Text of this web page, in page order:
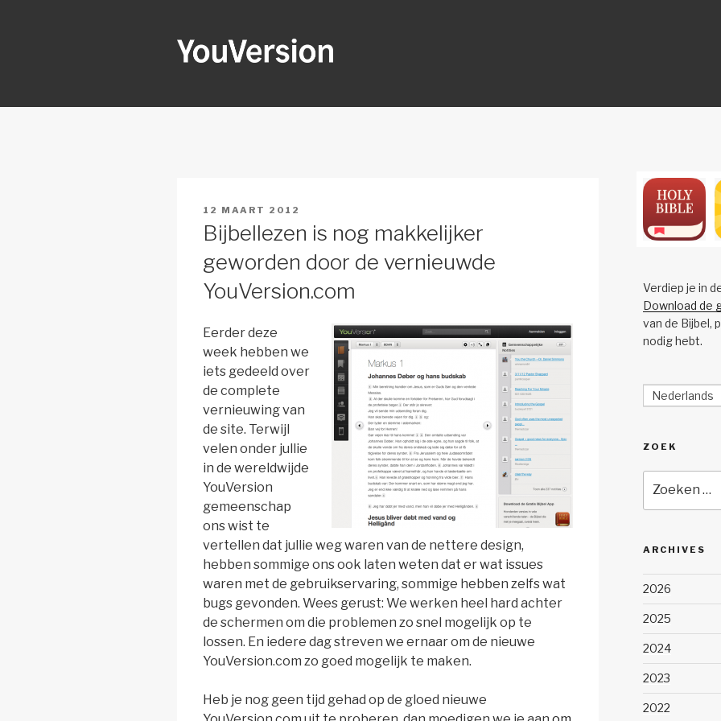
GEPLAATST
12 MAART 2012
Bijbellezen is nog makkelijker
geworden door de vernieuwde
YouVersion.com
Eerder deze
week hebben we
iets gedeeld over
de complete
vernieuwing van
de site. Terwijl
velen onder jullie
in de wereldwijde
YouVersion
gemeenschap
ons wist te
vertellen dat jullie weg waren van de nettere design,
hebben sommige ons ook laten weten dat er wat issues
waren met de gebruikservaring, sommige hebben zelfs wat
bugs gevonden. Wees gerust: We werken heel hard achter
de schermen om die problemen zo snel mogelijk op te
lossen. En iedere dag streven we ernaar om de nieuwe
YouVersion.com zo goed mogelijk te maken.
Heb je nog geen tijd gehad op de gloed nieuwe
Verdiep je in
Download de
van de Bijbel,
nodig hebt.
Nederlands
ZOEK
naar:
ARCHIVES
2026
2025
2024
2023
2022